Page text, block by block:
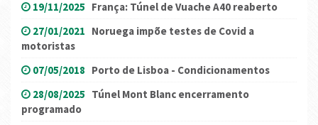
19/11/2025 França: Túnel de Vuache A40 reaberto
27/01/2021 Noruega impõe testes de Covid a
motoristas
07/05/2018 Porto de Lisboa - Condicionamentos
28/08/2025 Túnel Mont Blanc encerramento
programado